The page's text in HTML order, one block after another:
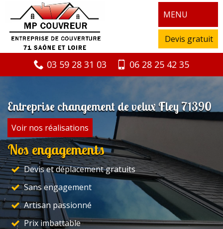
MENU
Devis gratuit
03 59 28 31 03 06 28 25 42 35
Entreprise changement de velux Fley 71390
Voir nos réalisations
Nos engagements
Devis et déplacement gratuits
Sans engagement
Artisan passionné
Prix imbattable